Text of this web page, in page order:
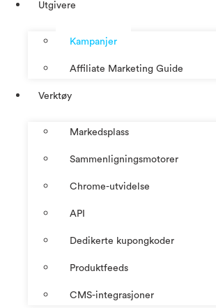
Utgivere
Kampanjer
Affiliate Marketing Guide
Verktøy
Markedsplass
Sammenligningsmotorer
Chrome-utvidelse
API
Dedikerte kupongkoder
Produktfeeds
CMS-integrasjoner